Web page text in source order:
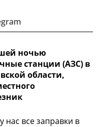
ночью
станции (АЗС) в
области,
все заправки в